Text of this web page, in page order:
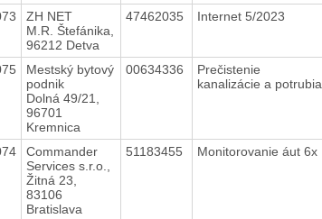
ZH NET
M.R. Štefánika,
96212 Detva
47462035 Internet 5/2023
Mestský bytový
podnik
Dolná 49/21,
96701
Kremnica
00634336
Prečistenie
kanalizácie a potrubia
Commander
Services s.r.o.,
Žitná 23,
83106
Bratislava
51183455 Monitorovanie áut 6x